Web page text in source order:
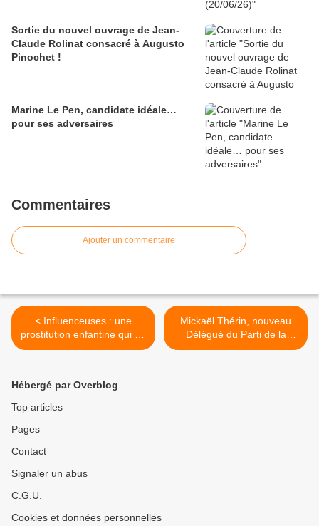
Sortie du nouvel ouvrage de Jean-
Claude Rolinat consacré à Augusto
Pinochet !
Marine Le Pen, candidate idéale…
pour ses adversaires
Commentaires
Ajouter un commentaire
< Influenceuses : une
prostitution enfantine qui ne
dit pas son nom
Mickaël Thérin, nouveau
Délégué du Parti de la
France en Ille-et-Vilaine
Hébergé par Overblog
Top articles
Pages
Contact
Signaler un abus
C.G.U.
Cookies et données personnelles